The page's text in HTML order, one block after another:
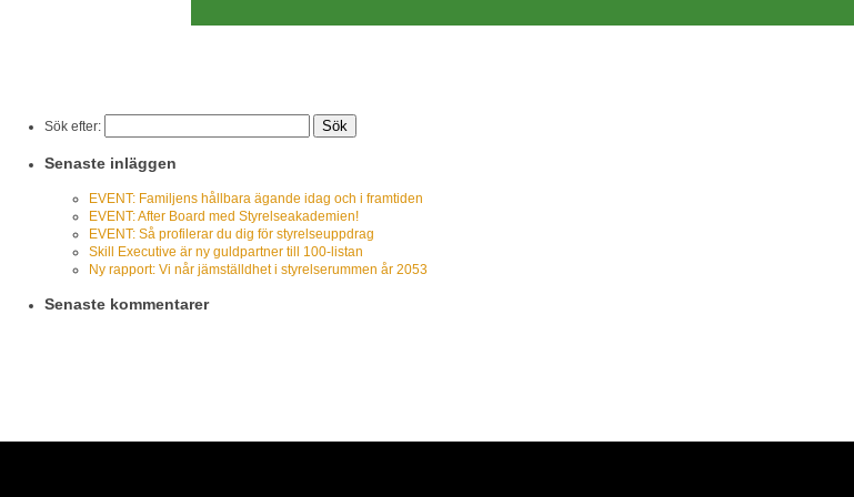
Sök efter:
Senaste inläggen
EVENT: Familjens hållbara ägande idag och i framtiden
EVENT: After Board med Styrelseakademien!
EVENT: Så profilerar du dig för styrelseuppdrag
Skill Executive är ny guldpartner till 100-listan
Ny rapport: Vi når jämställdhet i styrelserummen år 2053
Senaste kommentarer